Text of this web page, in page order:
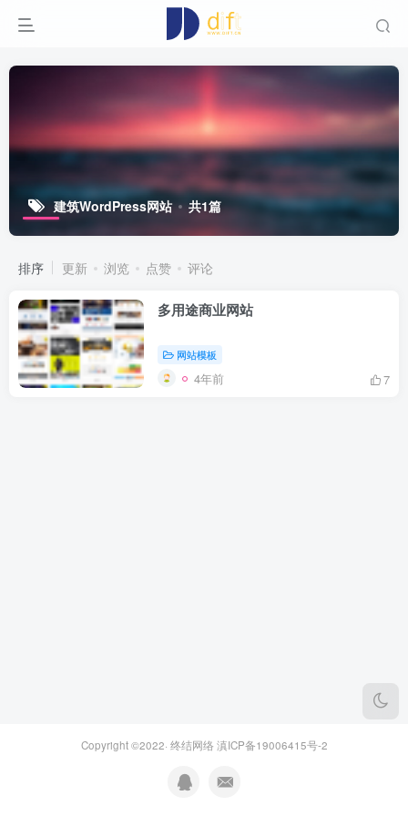
建筑WordPress网站 共1篇
排序 更新 浏览 点赞 评论
多用途商业网站
网站模板
4年前 7
Copyright ©2022· 终结网络 滇ICP备19006415号-2